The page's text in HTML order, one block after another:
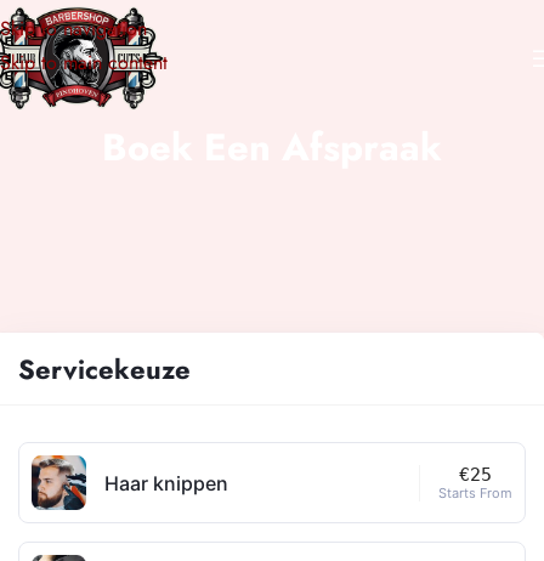
Skip to navigation
Skip to main content
Servicekeuze
Haar knippen €25
Starts From